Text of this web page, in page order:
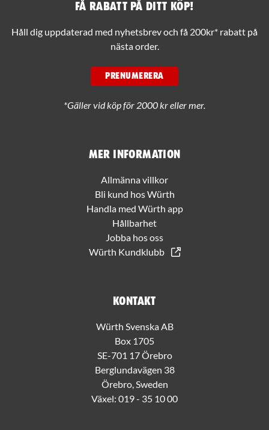
Mer information
Allmänna villkor
Bli kund hos Würth
Handla med Würth app
Hållbarhet
Jobba hos oss
Würth Kundklubb
Kontakt
Würth Svenska AB
Box 1705
SE-701 17 Örebro
Berglundavägen 38
Örebro, Sweden
Växel: 019 - 35 10 00
Få rabatt på ditt köp!
Håll dig uppdaterad med nyhetsbrev och få 200kr* rabatt på
nästa order.
PRENUMERERA
*Gäller vid köp för 2000 kr eller mer.